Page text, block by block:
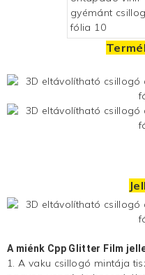
A miénk Cpp Glitter Film
1. A vaku csillogó mintája